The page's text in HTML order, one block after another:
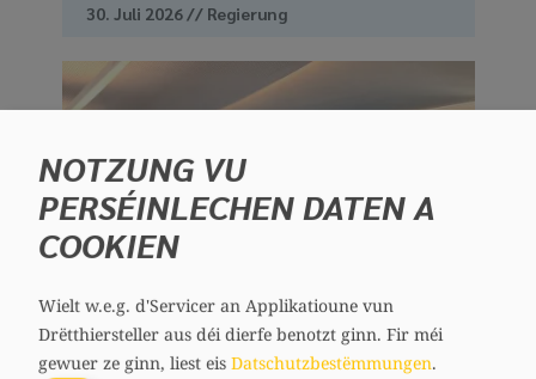
30. Juli 2026 // Regierung
NOTZUNG VU
PERSÉINLECHEN DATEN A
COOKIEN
Wielt w.e.g. d'Servicer an Applikatioune vun
Drëtthiersteller aus déi dierfe benotzt ginn. Fir méi
gewuer ze ginn, liest eis Datschutzbestëmmungen.